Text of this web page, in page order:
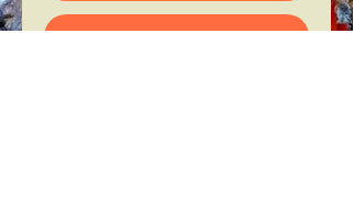
Commander et payer